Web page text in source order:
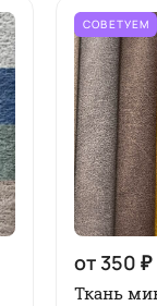
СОВЕТУЕМ
от 350 ₽
Ткань